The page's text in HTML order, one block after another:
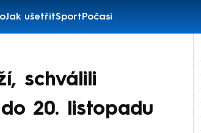
Jak ušetřitSportPočasí
schválili
20. listopadu